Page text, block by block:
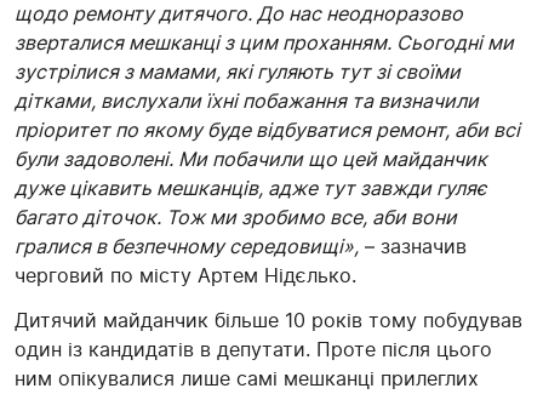
щодо ремонту дитячого. До нас неодноразово
зверталися мешканці з цим проханням. Сьогодні ми
зустрілися з мамами, які гуляють тут зі своїми
дітками, вислухали їхні побажання та визначили
пріоритет по якому буде відбуватися ремонт, аби всі
були задоволені. Ми побачили що цей майданчик
дуже цікавить мешканців, адже тут завжди гуляє
багато діточок. Тож ми зробимо все, аби вони
гралися в безпечному середовищі», – зазначив
черговий по місту Артем Нідєлько.
Дитячий майданчик більше 10 років тому побудував
один із кандидатів в депутати. Проте після цього
ним опікувалися лише самі мешканці прилеглих